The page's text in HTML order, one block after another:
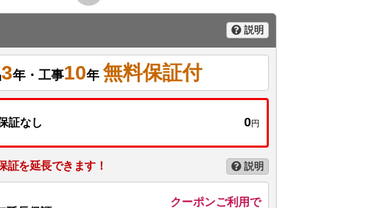
説明
3年・工事10年 無料保証付
証なし 0円
証を延長できます！ 説明
クーポンご利用で